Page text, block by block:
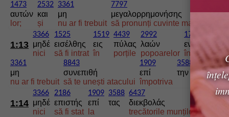
1473
αυτών
lor;
2532
και
și
3361
μη
nu ar fi trebuit
7797
μεγαλορρημονήσης
să pronunți cuvinte mari
εν
1:13
3366
μηδέ
nici
1525
εισέλθης
să fi intrat
1519
εις
în
4439
πύλας
porțile
2992
λαών
popoarelor
1722
εν
în
ziua
3361
μη
nu ar fi trebuit
8843
συνεπιθή
să te unești atacului
1909
επί
împotriva
3588
την
1411
δύναμιν
oștirii
1:14
3366
μηδέ
nici
2186
επιστής
să fi stat
1909
επί
la
3588
τας
6437
διεκβολάς
trecătorile munților
1473
lor